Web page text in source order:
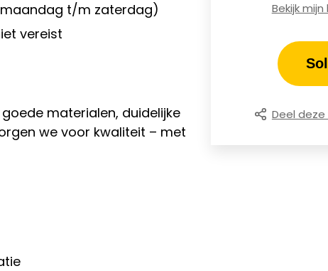
t/m zaterdag)
vereist
materialen, duidelijke
we voor kwaliteit – met
Bekijk
Deel